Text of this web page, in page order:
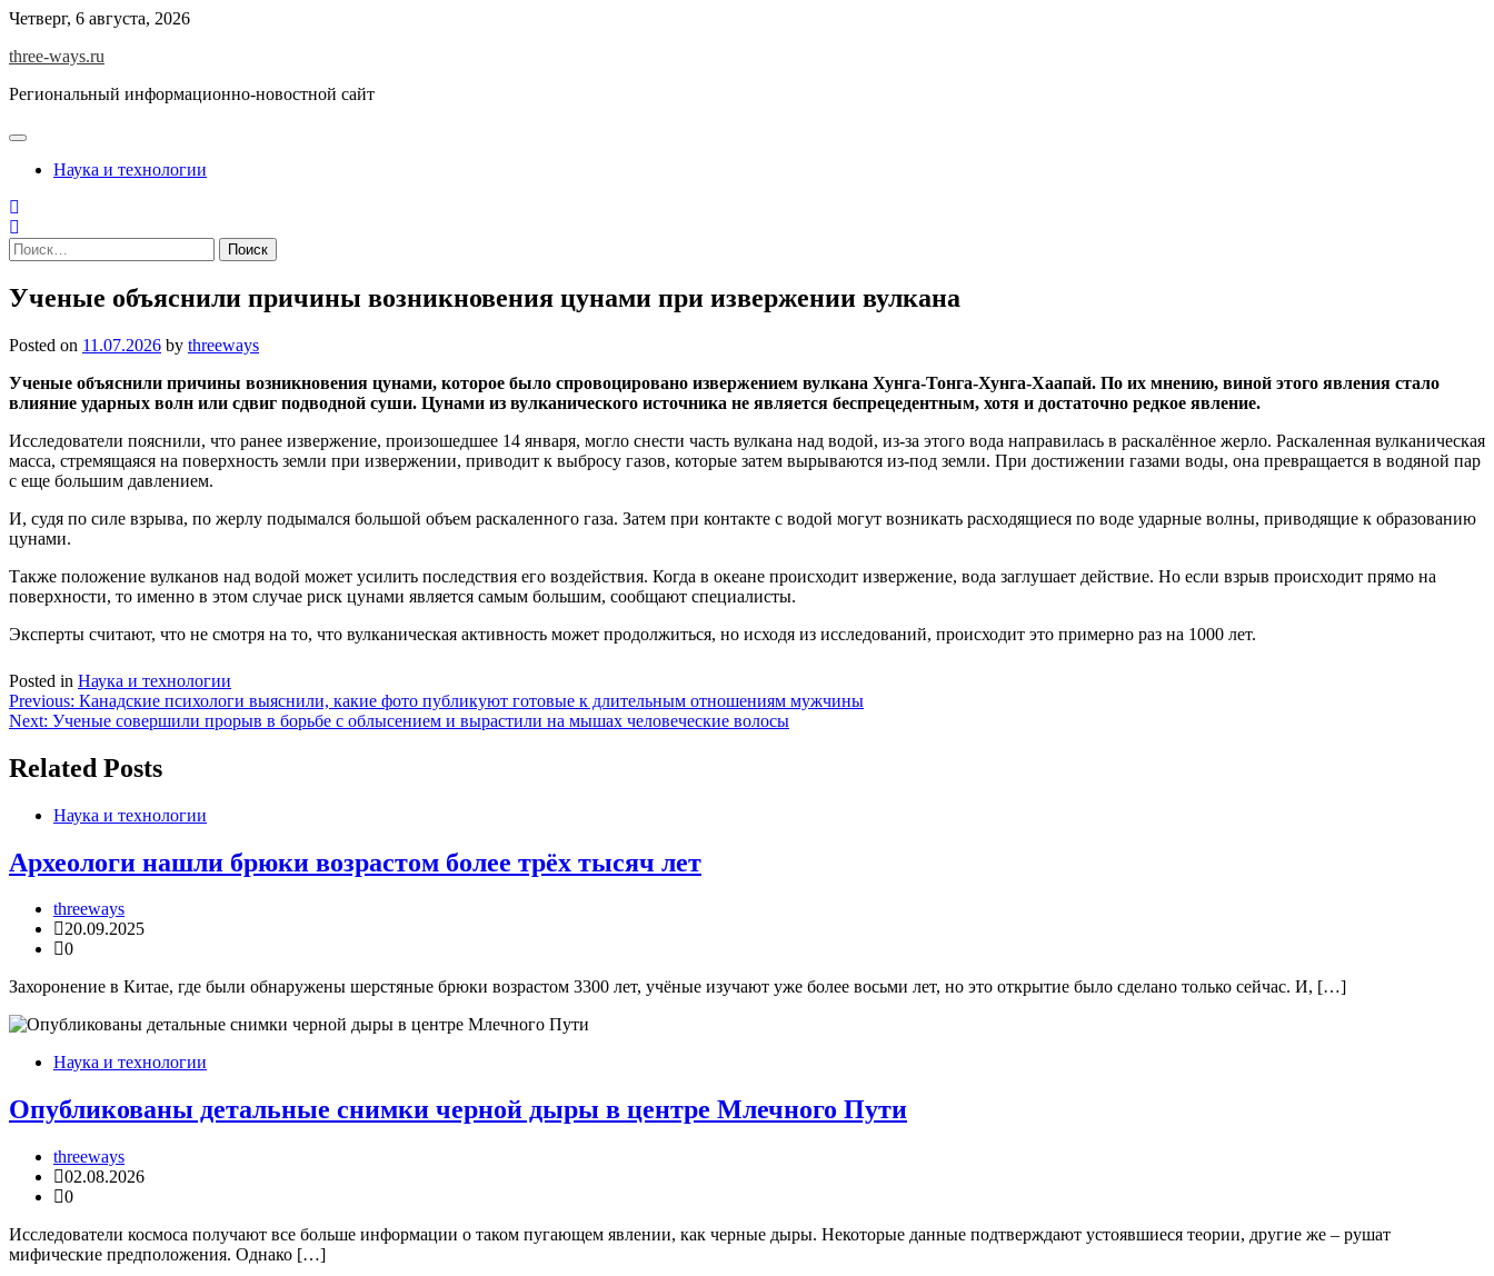
Skip
content
Четверг, 6 августа, 2026
three-ways.ru
Региональный информационно-новостной сайт
Наука и технологии
Найти:
Ученые объяснили причины возникновения цунами при извержении вулкана
Posted on 11.07.2026 by threeways
Ученые объяснили причины возникновения цунами, которое было спровоцировано извержением вулкана Хунга-Тонга-Хунга-Хаапай. По их мнению, виной этого явления стало
влияние ударных волн или сдвиг подводной суши. Цунами из вулканического источника не является беспрецедентным, хотя и достаточно редкое явление.
Исследователи пояснили, что ранее извержение, произошедшее 14 января, могло снести часть вулкана над водой, из-за этого вода направилась в раскалённое жерло. Раскаленная вулканическая
масса, стремящаяся на поверхность земли при извержении, приводит к выбросу газов, которые затем вырываются из-под земли. При достижении газами воды, она превращается в водяной пар
с еще большим давлением.
И, судя по силе взрыва, по жерлу подымался большой объем раскаленного газа. Затем при контакте с водой могут возникать расходящиеся по воде ударные волны, приводящие к образованию
цунами.
Также положение вулканов над водой может усилить последствия его воздействия. Когда в океане происходит извержение, вода заглушает действие. Но если взрыв происходит прямо на
поверхности, то именно в этом случае риск цунами является самым большим, сообщают специалисты.
Эксперты считают, что не смотря на то, что вулканическая активность может продолжиться, но исходя из исследований, происходит это примерно раз на 1000 лет.
Posted in Наука и технологии
Навигация
по
записям
Previous: Канадские психологи выяснили, какие фото публикуют готовые к длительным отношениям мужчины
Next: Ученые совершили прорыв в борьбе с облысением и вырастили на мышах человеческие волосы
Related Posts
Наука и технологии
Археологи нашли брюки возрастом более трёх тысяч лет
threeways
20.09.2025
0
Захоронение в Китае, где были обнаружены шерстяные брюки возрастом 3300 лет, учёные изучают уже более восьми лет, но это открытие было сделано только сейчас. И, […]
Наука и технологии
Опубликованы детальные снимки черной дыры в центре Млечного Пути
threeways
02.08.2026
0
Исследователи космоса получают все больше информации о таком пугающем явлении, как черные дыры. Некоторые данные подтверждают устоявшиеся теории, другие же – рушат
мифические предположения. Однако […]